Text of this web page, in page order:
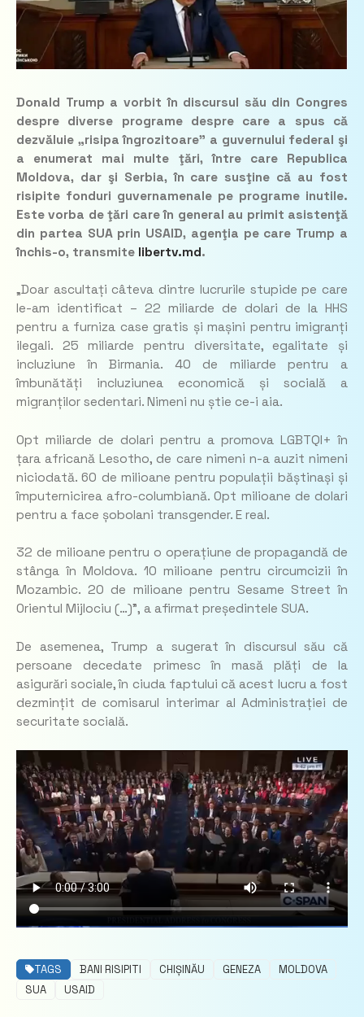
Donald Trump a vorbit în discursul său din Congres
despre diverse programe despre care a spus că
dezvăluie „risipa îngrozitoare” a guvernului federal şi
a enumerat mai multe ţări, între care Republica
Moldova, dar şi Serbia, în care susţine că au fost
risipite fonduri guvernamenale pe programe inutile.
Este vorba de ţări care în general au primit asistenţă
din partea SUA prin USAID, agenţia pe care Trump a
închis-o, transmite libertv.md.
„Doar ascultați câteva dintre lucrurile stupide pe care
le-am identificat – 22 miliarde de dolari de la HHS
pentru a furniza case gratis și mașini pentru imigranți
ilegali. 25 miliarde pentru diversitate, egalitate și
incluziune în Birmania. 40 de miliarde pentru a
îmbunătăți incluziunea economică și socială a
migranților sedentari. Nimeni nu știe ce-i aia.
Opt miliarde de dolari pentru a promova LGBTQI+ în
țara africană Lesotho, de care nimeni n-a auzit nimeni
niciodată. 60 de milioane pentru populații băștinași și
împuternicirea afro-columbiană. Opt milioane de dolari
pentru a face șobolani transgender. E real.
32 de milioane pentru o operațiune de propagandă de
stânga în Moldova. 10 milioane pentru circumcizii în
Mozambic. 20 de milioane pentru Sesame Street în
Orientul Mijlociu (…)”, a afirmat președintele SUA.
De asemenea, Trump a sugerat în discursul său că
persoane decedate primesc în masă plăți de la
asigurări sociale, în ciuda faptului că acest lucru a fost
dezmințit de comisarul interimar al Administrației de
securitate socială.
TAGS BANI RISIPITI CHIȘINĂU GENEZA
MOLDOVA
SUA
USAID